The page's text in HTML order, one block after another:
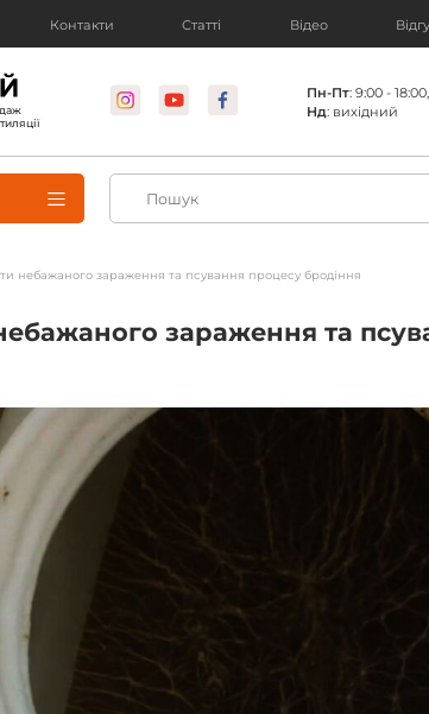
Контакти Статті Відео
Пн-Пт: 9:00 -
Нд: вихідний
небажаного зараження та псування процесу бродіння
зараження та